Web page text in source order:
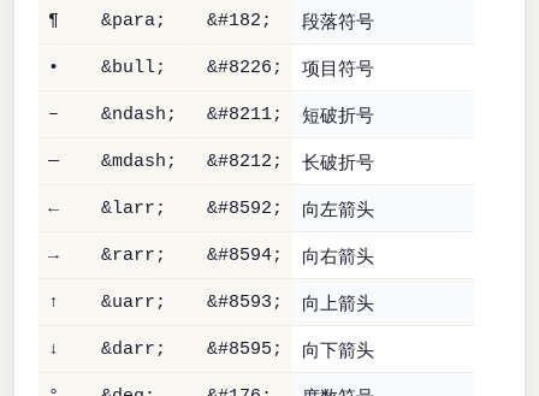
¶ &para; &#182; 段落符号
• &bull; &#8226; 项目符号
– &ndash; &#8211; 短破折号
— &mdash; &#8212; 长破折号
← &larr; &#8592; 向左箭头
→ &rarr; &#8594; 向右箭头
↑ &uarr; &#8593; 向上箭头
↓ &darr; &#8595; 向下箭头